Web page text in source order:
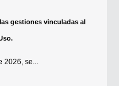
gestiones vinculadas al
2026, se...